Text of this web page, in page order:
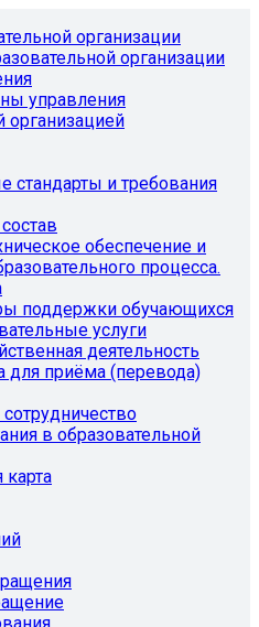
организации
организации
управления
организацией
стандарты и требования
обеспечение и
процесса.
поддержки обучающихся
услуги
деятельность
для приёма (перевода)
в образовательной
карта